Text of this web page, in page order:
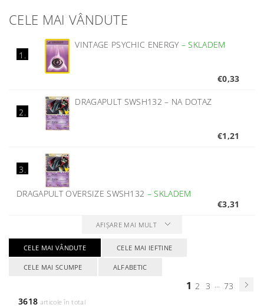
CELE MAI VÂNDUTE
1.
VINTAGE PSYCHIC ENERGY –SKLADEM
€0,33
2.
DRAGAPULT SWSH132– NA DOTAZ
€1,21
3.
DRAGAPULT OVERSIZE SWSH132 –SKLADEM
€3,31
AFIŞARE MAI MULT
CELE MAI VÂNDUTE CELE MAI IEFTINE
CELE MAI SCUMPE ALFABETIC
1 2 3 ... 73
3618 articole în total